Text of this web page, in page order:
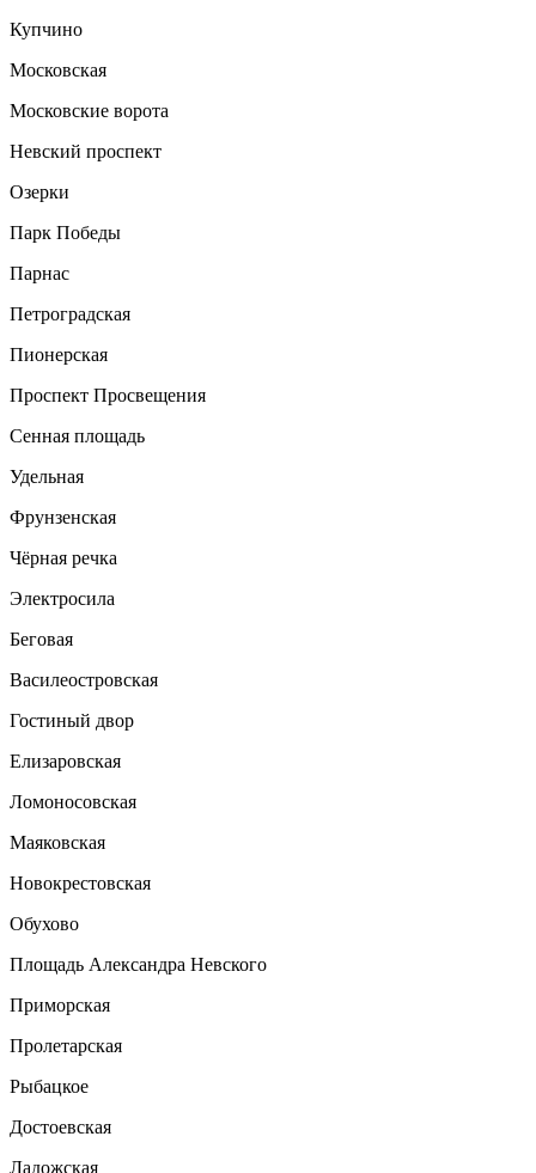
Купчино
Московская
Московские ворота
Невский проспект
Озерки
Парк Победы
Парнас
Петроградская
Пионерская
Проспект Просвещения
Сенная площадь
Удельная
Фрунзенская
Чёрная речка
Электросила
Беговая
Василеостровская
Гостиный двор
Елизаровская
Ломоносовская
Маяковская
Новокрестовская
Обухово
Площадь Александра Невского
Приморская
Пролетарская
Рыбацкое
Достоевская
Ладожская